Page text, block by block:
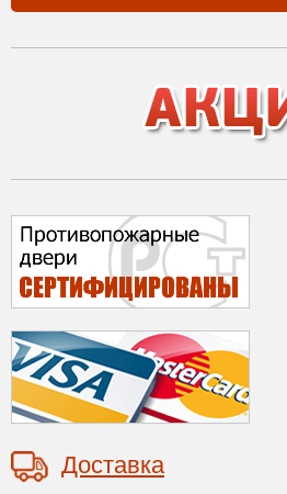
Доставка